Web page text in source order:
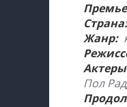
Страна:
Жанр:
Пол